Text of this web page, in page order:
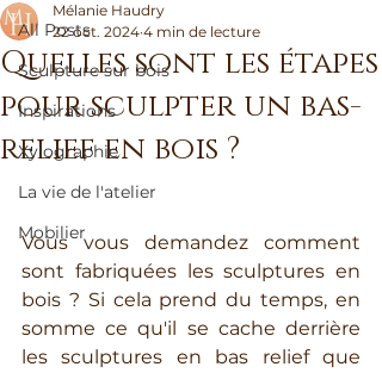
All Posts
Sculpture sur bois
Inspirations
Xylographie
La vie de l'atelier
Mobilier
Quelles sont les étapes
pour sculpter un bas-
relief en bois ?
Mélanie Haudry
22 oct. 2024 4 min de lecture
Vous vous demandez comment
sont fabriquées les sculptures en
bois ? Si cela prend du temps, en
somme ce qu'il se cache derrière
les sculptures en bas relief que